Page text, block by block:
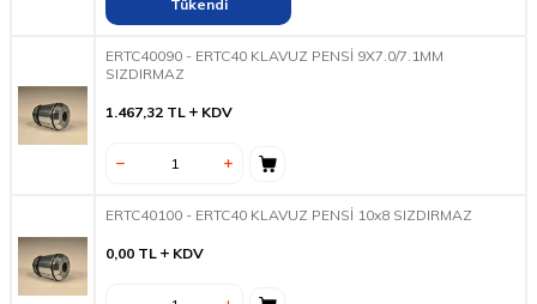
Tükendi
ERTC40090 - ERTC40 KLAVUZ PENSİ 9X7.0/7.1MM
SIZDIRMAZ
1.467,32 TL KDV
ERTC40100 - ERTC40 KLAVUZ PENSİ 10x8 SIZDIRMAZ
0,00 TL KDV